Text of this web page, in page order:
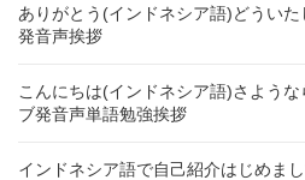
ありがとう(インドネシア語)どうい
発音声挨拶
こんにちは(インドネシア語)さよう
ブ発音声単語勉強挨拶
インドネシア語で自己紹介はじめま